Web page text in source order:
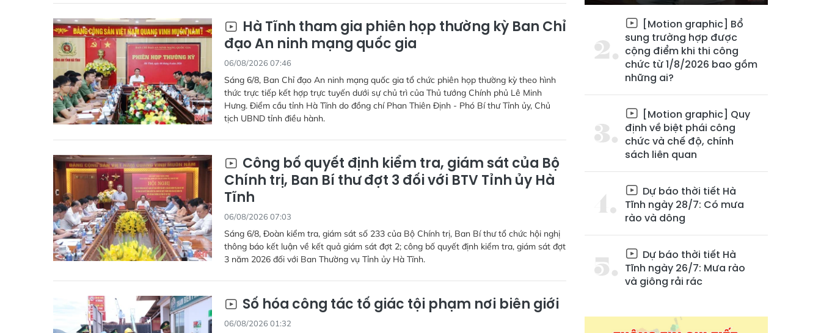
Hà Tĩnh tham gia phiên họp thường kỳ Ban Chỉ
đạo An ninh mạng quốc gia
06/08/2026 07:46
Sáng 6/8, Ban Chỉ đạo An ninh mạng quốc gia tổ chức phiên họp thường kỳ theo hình
thức trực tiếp kết hợp trực tuyến dưới sự chủ trì của Thủ tướng Chính phủ Lê Minh
Hưng. Điểm cầu tỉnh Hà Tĩnh do đồng chí Phan Thiên Định - Phó Bí thư Tỉnh ủy, Chủ
tịch UBND tỉnh điều hành.
Công bố quyết định kiểm tra, giám sát của Bộ
Chính trị, Ban Bí thư đợt 3 đối với BTV Tỉnh ủy Hà
Tĩnh
06/08/2026 07:03
Sáng 6/8, Đoàn kiểm tra, giám sát số 233 của Bộ Chính trị, Ban Bí thư tổ chức hội nghị
thông báo kết luận về kết quả giám sát đợt 2; công bố quyết định kiểm tra, giám sát đợt
3 năm 2026 đối với Ban Thường vụ Tỉnh ủy Hà Tĩnh.
Số hóa công tác tố giác tội phạm nơi biên giới
06/08/2026 01:32
[Motion graphic] Bổ
sung trường hợp được
cộng điểm khi thi công
chức từ 1/8/2026 bao gồm
những ai?
[Motion graphic] Quy
định về biệt phái công
chức và chế độ, chính
sách liên quan
Dự báo thời tiết Hà
Tĩnh ngày 28/7: Có mưa
rào và dông
Dự báo thời tiết Hà
Tĩnh ngày 26/7: Mưa rào
và giông rải rác